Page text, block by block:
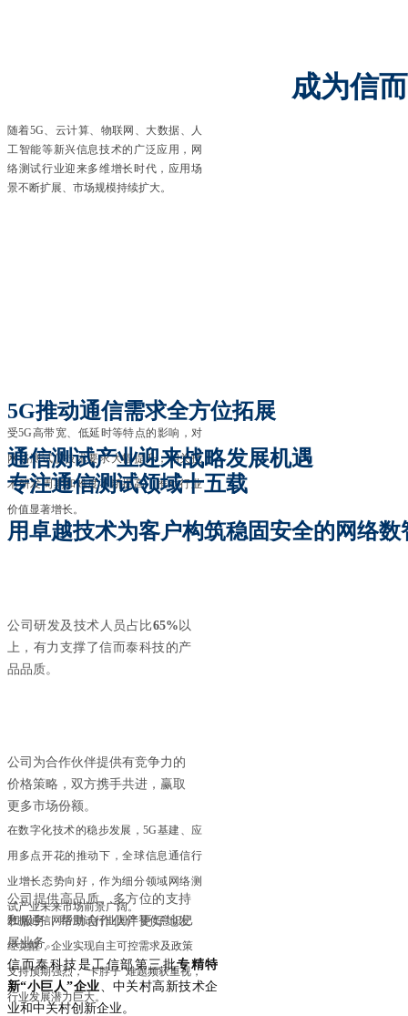
成为信
随着5G、云计算、物联网、大数据、人
工智能等新兴信息技术的广泛应用，网
络测试行业迎来多维增长时代，应用场
景不断扩展、市场规模持续扩大。
受5G高带宽、低延时等特点的影响，对
网络测试仪技术要求大幅提升，相关技
术研发周期和难度不断提高，推动行业
价值显著增长。
在数字化技术的稳步发展，5G基建、应
用多点开花的推动下，全球信息通信行
业增长态势向好，作为细分领域网络测
试产业未来市场前景广阔。
数据通信网络测试行业国产替代意识已
经觉醒，企业实现自主可控需求及政策
支持预期强烈，“卡脖子”难题频获重视，
行业发展潜力巨大。
5G推动通信需求全方位拓展
通信测试产业迎来战略发展机遇
专注通信测试领域十五载
用卓越技术为客户构筑稳固安全的网络数
公司研发及技术人员占比65% 以
上， 有力支撑了信而泰科技的产
品品质。
公司为合作伙伴提供有竞争力的
价格策略，双方携手共进，赢取
更多市场份额。
公司提供高品质、多方位的支持
和服务，帮助合作伙伴更好地发
展业务。
信而泰科技是工信部第三批专精特
新“小巨人”企业、中关村高新技术企
业和中关村创新企业。